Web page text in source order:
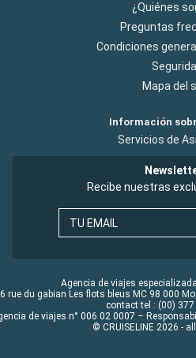
¿Quiénes
Preguntas
Condiciones
Mapa del
Información
Servicios de
Recibe nuestras
TU EMAIL
Agencia de viajes
rue du gabian Les flots bleus MC 98 000
contact tel : (00)
de viajes n° 006 02 0007 –
© CRUISELINE 2026 -